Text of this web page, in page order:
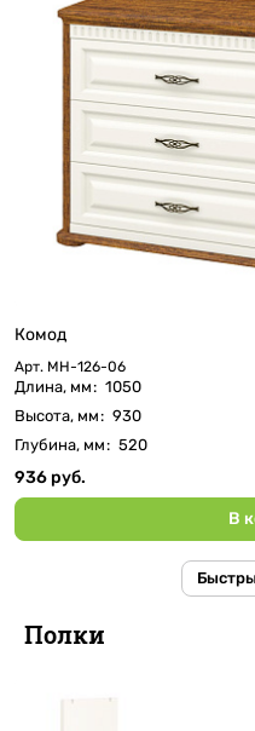
Комод
Арт. МН-126-06
Длина, мм: 1050
Высота, мм: 930
Глубина, мм: 520
936 руб.
В
Полки